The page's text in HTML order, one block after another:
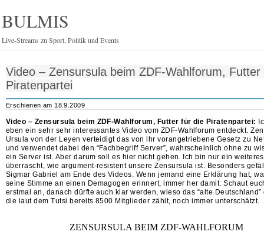
BULMIS
Live-Streams zu Sport, Politik und Events
Video – Zensursula beim ZDF-Wahlforum, Futter
Piratenpartei
Erschienen am 18.9.2009
Video – Zensursula beim ZDF-Wahlforum, Futter für die Piratenpartei:
eben ein sehr sehr interessantes Video vom ZDF-Wahlforum entdeckt.
Ursula von der Leyen verteidigt das von ihr vorangetriebene Gesetz zu
und verwendet dabei den “Fachbegriff Server”, wahrscheinlich ohne zu
ein Server ist. Aber darum soll es hier nicht gehen. Ich bin nur ein
überrascht, wie argument-resistent unsere Zensursula ist. Besonders
Sigmar Gabriel am Ende des Videos. Wenn jemand eine Erklärung hat,
seine Stimme an einen Demagogen erinnert, immer her damit. Schaut
erstmal an, danach dürfte auch klar werden, wieso das “alte
die laut dem Tutsi bereits 8500 Mitglieder zählt, noch immer unterschätzt.
ZENSURSULA BEIM ZDF-WAHLFORUM